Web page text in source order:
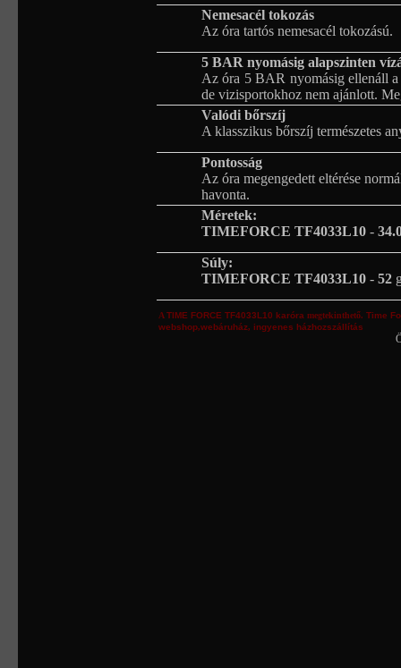
Nemesacél tokozás
Az óra tartós nemesacél tokozású.
5 BAR nyomásig alapszinten
Az óra 5 BAR nyomásig ellenáll
de vizisportokhoz nem ajánlott.
Valódi bőrszíj
A klasszikus bőrszíj természetes
Pontosság
Az óra megengedett eltérése
havonta.
Méretek:
TIMEFORCE TF4033L10 -
Súly:
TIMEFORCE TF4033L10 - 52
ATIME FORCE TF4033L10 karóra megtekinthető.Time
webshop,webáruház,ingyenes házhozszállítás